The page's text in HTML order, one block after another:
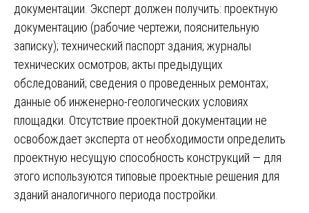
документации. Эксперт должен получить: проектную
документацию (рабочие чертежи, пояснительную
записку); технический паспорт здания; журналы
технических осмотров; акты предыдущих
обследований; сведения о проведенных ремонтах;
данные об инженерно-геологических условиях
площадки. Отсутствие проектной документации не
освобождает эксперта от необходимости определить
проектную несущую способность конструкций — для
этого используются типовые проектные решения для
зданий аналогичного периода постройки.